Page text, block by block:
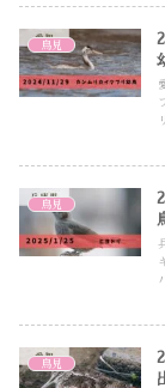
鳥見
鳥見
鳥見